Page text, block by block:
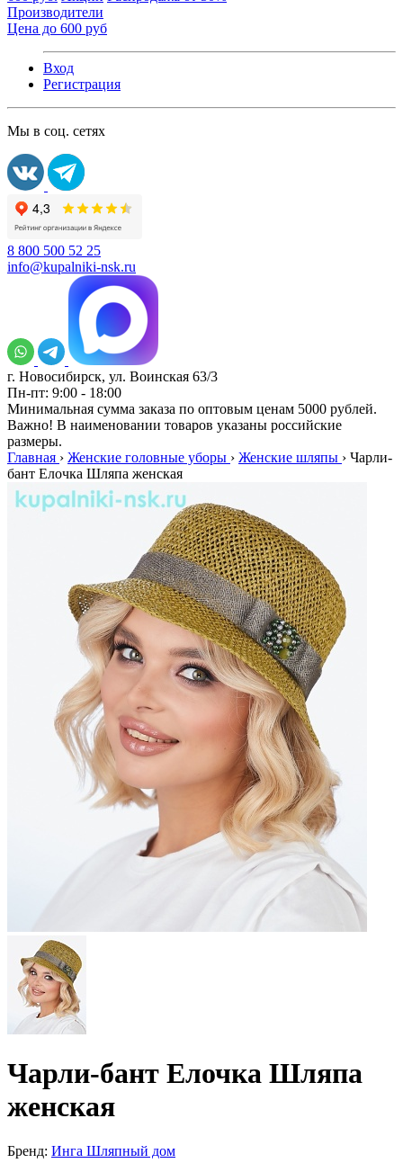
Производители
Цена до 600 руб
Вход
Регистрация
Мы в соц. сетях
8 800 500 52 25
info@kupalniki-nsk.ru
г. Новосибирск, ул. Воинская 63/3
Пн-пт: 9:00 - 18:00
Минимальная сумма заказа по оптовым ценам 5000 рублей.
Важно! В наименовании товаров указаны российские
размеры.
Главная › Женские головные уборы › Женские шляпы › Чарли-
бант Елочка Шляпа женская
Чарли-бант Елочка Шляпа
женская
Бренд: Инга Шляпный дом